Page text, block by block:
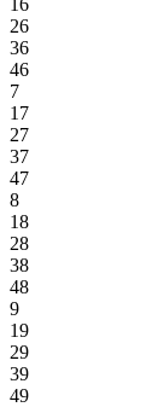
26
36
46
7
17
27
37
47
8
18
28
38
48
9
19
29
39
49